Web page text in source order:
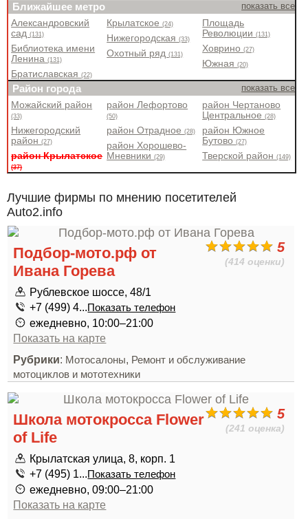
Ближайшее метро показать все
Александровский
сад(131)
Библиотека имени
Ленина(131)
Братиславская(22)
Крылатское(24)
Нижегородская(33)
Охотный ряд(131)
Площадь
Революции(131)
Ховрино(27)
Южная(20)
Район города показать все
Можайский район
(33)
Нижегородский
район(27)
район Крылатское
(37)
район Лефортово
(50)
район Отрадное(28)
район Хорошево-
Мневники(29)
район Чертаново
Центральное(28)
район Южное
Бутово(27)
Тверской район(149)
Лучшие фирмы по мнению посетителей
Auto2.info
5
(414 оценки)
Подбор-мото.рф от
Ивана Горева
Рублевское шоссе, 48/1
+7 (499) 4...Показать телефон
ежедневно, 10:00–21:00
Показать на карте
Рубрики: Мотосалоны, Ремонт и обслуживание
мотоциклов и мототехники
5
(241 оценка)
Школа мотокросса Flower
of Life
Крылатская улица, 8, корп. 1
+7 (495) 1...Показать телефон
ежедневно, 09:00–21:00
Показать на карте